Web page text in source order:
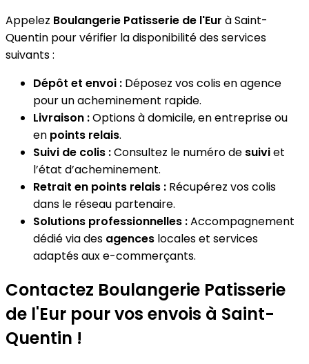
Appelez Boulangerie Patisserie de l'Eur à Saint-
Quentin pour vérifier la disponibilité des services
suivants :
Dépôt et envoi : Déposez vos colis en agence
pour un acheminement rapide.
Livraison :Options à domicile, en entreprise ou
en points relais.
Suivi de colis :Consultez le numéro de suiviet
l’état d’acheminement.
Retrait en points relais : Récupérez vos colis
dans le réseau partenaire.
Solutions professionnelles :Accompagnement
dédié via des agences locales et services
adaptés aux e-commerçants.
Contactez Boulangerie Patisserie
de l'Eur pour vos envois à Saint-
Quentin !